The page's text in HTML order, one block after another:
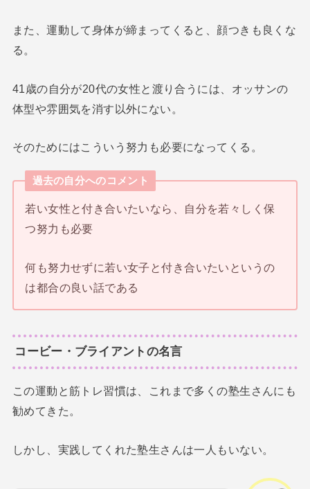
また、運動して身体が締まってくると、顔つきも良くな
る。
41歳の自分が20代の女性と渡り合うには、オッサンの
体型や雰囲気を消す以外にない。
そのためにはこういう努力も必要になってくる。
過去の自分へのコメント
若い女性と付き合いたいなら、自分を若々しく保
つ努力も必要
何も努力せずに若い女子と付き合いたいというの
は都合の良い話である
コービー・ブライアントの名言
この運動と筋トレ習慣は、これまで多くの塾生さんにも
勧めてきた。
しかし、実践してくれた塾生さんは一人もいない。